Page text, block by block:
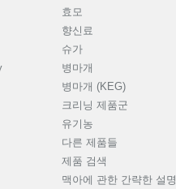
효모
향신료
슈가
병마개
병마개 (KEG)
크리닝 제품군
유기농
다른 제품들
제품 검색
맥아에 관한 간략한 설명